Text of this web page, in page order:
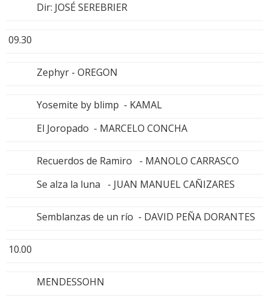
Dir: JOSÉ SEREBRIER
09.30
Zephyr - OREGON
Yosemite by blimp - KAMAL
El Joropado - MARCELO CONCHA
Recuerdos de Ramiro - MANOLO CARRASCO
Se alza la luna - JUAN MANUEL CAÑIZARES
Semblanzas de un río - DAVID PEÑA DORANTES
10.00
MENDESSOHN